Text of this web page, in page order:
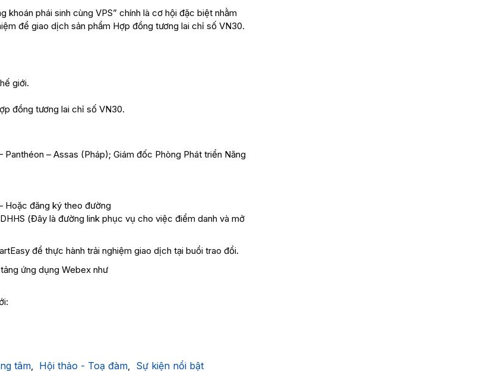
khoán phái sinh cùng VPS” chính là cơ hội đặc biệt nhằm
để giao dịch sản phẩm Hợp đồng tương lai chỉ số VN30.
giới.
đồng tương lai chỉ số VN30.
– Assas (Pháp); Giám đốc Phòng Phát triển Năng
Hoặc đăng ký theo đường
(Đây là đường link phục vụ cho việc điểm danh và mở
để thực hành trải nghiệm giao dịch tại buổi trao đổi.
ứng dụng Webex như
tâm, Hội thảo - Toạ đàm, Sự kiện nổi bật